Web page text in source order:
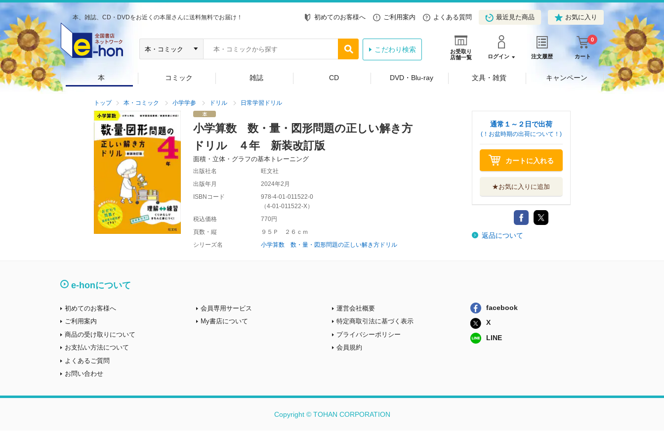
本、雑誌、CD・DVDをお近くの本屋さんに送料無料でお届け！ 初めてのお客様へ ご利用案内 よくある質問 最近見た商品 お気に入り
お受取り
店舗一覧
ログイン 注文履歴 カート
0
こだわり検索
本 コミック 雑誌 CD DVD・Blu-ray 文具・雑貨 キャンペーン
トップ 本・コミック 小学学参 ドリル 日常学習ドリル
小学算数 数・量・図形問題の正しい解き方
ドリル ４年 新装改訂版
面積・立体・グラフの基本トレーニング
出版社名
旺文社
出版年月
2024年2月
ISBNコード
978-4-01-011522-0
（4-01-011522-X）
税込価格
770円
頁数・縦
９５Ｐ ２６ｃｍ
シリーズ名
小学算数 数・量・図形問題の正しい解き方ドリル
通常１～２日で出荷
(！お盆時期の出荷について！)
カートに入れる
★お気に入りに追加
返品について
e-honについて
初めてのお客様へ
ご利用案内
商品の受け取りについて
お支払い方法について
よくあるご質問
お問い合わせ
会員専用サービス
My書店について
運営会社概要
特定商取引法に基づく表示
プライバシーポリシー
会員規約
facebook
X
LINE
Copyright © TOHAN CORPORATION